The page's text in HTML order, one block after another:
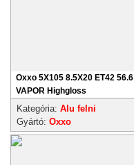
Oxxo 5X105 8.5X20 ET42 56.6
VAPOR Highgloss
Kategória: Alu felni
Gyártó: Oxxo